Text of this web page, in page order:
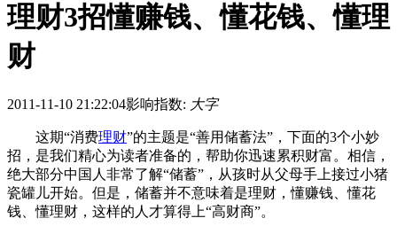
理财3招懂赚钱、懂花钱、懂理
财
2011-11-10 21:22:04影响指数: 大字
这期“消费理财”的主题是“善用储蓄法”，下面的3个小妙
招，是我们精心为读者准备的，帮助你迅速累积财富。相信，
绝大部分中国人非常了解“储蓄”，从孩时从父母手上接过小猪
瓷罐儿开始。但是，储蓄并不意味着是理财，懂赚钱、懂花
钱、懂理财，这样的人才算得上“高财商”。